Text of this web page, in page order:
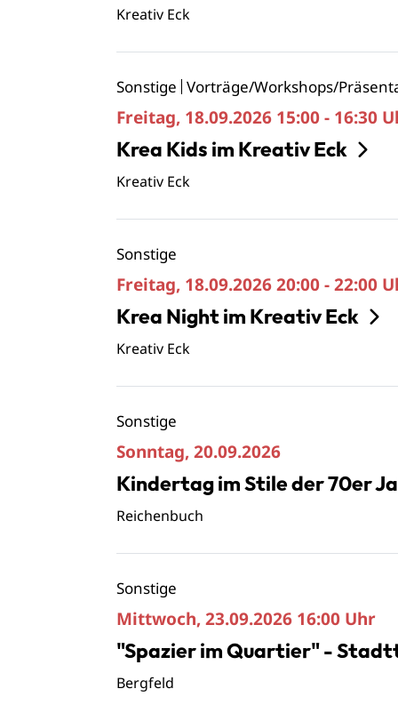
Kreativ Eck
Sonstige Vorträge/Workshops/
Freitag, 18.09.2026 15:00 - 16:30
Krea Kids im Kreativ Eck
Kreativ Eck
Sonstige
Freitag, 18.09.202620:00 - 22:00
Krea Night im Kreativ Eck
Kreativ Eck
Sonstige
Sonntag, 20.09.2026
Kindertag im Stile der 70er
Reichenbuch
Sonstige
Mittwoch, 23.09.2026 16:00 Uhr
"Spazier im Quartier" -
Bergfeld